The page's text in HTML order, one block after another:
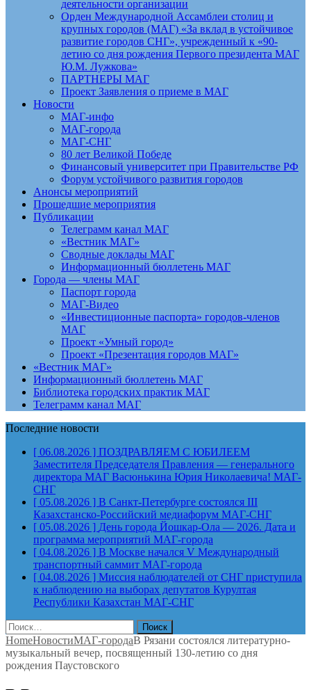
деятельности организации
Орден Международной Ассамблеи столиц и
крупных городов (МАГ) «За вклад в устойчивое
развитие городов СНГ», учрежденный к «90-
летию со дня рождения Первого президента МАГ
Ю.М. Лужкова»
ПАРТНЕРЫ МАГ
Проект Заявления о приеме в МАГ
Новости
МАГ-инфо
МАГ-города
МАГ-СНГ
80 лет Великой Победе
Финансовый университет при Правительстве РФ
Форум устойчивого развития городов
Анонсы мероприятий
Прошедшие мероприятия
Публикации
Телеграмм канал МАГ
«Вестник МАГ»
Сводные доклады МАГ
Информационный бюллетень МАГ
Города — члены МАГ
Паспорт города
МАГ-Видео
«Инвестиционные паспорта» городов-членов
МАГ
Проект «Умный город»
Проект «Презентация городов МАГ»
«Вестник МАГ»
Информационный бюллетень МАГ
Библиотека городских практик МАГ
Телеграмм канал МАГ
Последние новости
[ 06.08.2026 ] ПОЗДРАВЛЯЕМ С ЮБИЛЕЕМ
Заместителя Председателя Правления — генерального
директора МАГ Васюнькина Юрия Николаевича! МАГ-
СНГ
[ 05.08.2026 ] В Санкт-Петербурге состоялся III
Казахстанско-Российский медиафорум МАГ-СНГ
[ 05.08.2026 ] День города Йошкар-Ола — 2026. Дата и
программа мероприятий МАГ-города
[ 04.08.2026 ] В Москве начался V Международный
транспортный саммит МАГ-города
[ 04.08.2026 ] Миссия наблюдателей от СНГ приступила
к наблюдению на выборах депутатов Курултая
Республики Казахстан МАГ-СНГ
Найти:
HomeНовостиМАГ-городаВ Рязани состоялся литературно-
музыкальный вечер, посвященный 130-летию со дня
рождения Паустовского